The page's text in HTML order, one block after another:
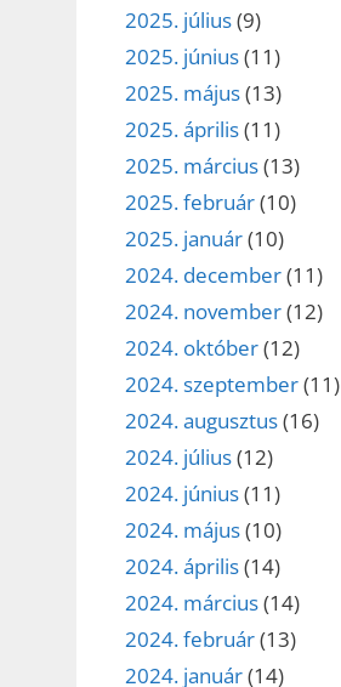
2025. július(9)
2025. június(11)
2025. május(13)
2025. április(11)
2025. március(13)
2025. február(10)
2025. január(10)
2024. december(11)
2024. november(12)
2024. október(12)
2024. szeptember(11)
2024. augusztus(16)
2024. július(12)
2024. június(11)
2024. május(10)
2024. április(14)
2024. március(14)
2024. február(13)
2024. január(14)